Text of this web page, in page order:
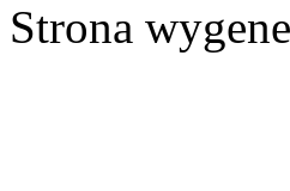
Strona